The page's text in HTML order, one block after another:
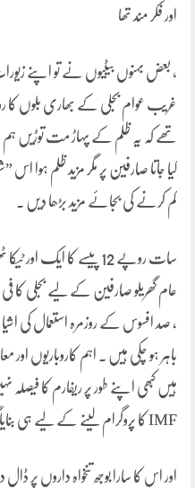
اور فکر مند تھا
، بعض بہنوں بیٹیوں نے تو اپنے
غریب عوام بجلی کے بھاری بلوں کا
تھے کہ یہ ظلم کے پہاڑ مت توڑیں ہم
کیا جاتا صارفین پر مگر مزید ظلم ہوا
کم کرنے کی بجائے مزید بڑھا دیں ۔
سات روپے 12 پیسے کا ایک
، صد افسوس کے روزمرہ استعمال کی
باہر ہو چکی ہیں ۔ اہم کاروباریوں اور
ہیں کبھی اپنے طور پر ریفارم کا
IMF کا پروگرام لینے کے لیے ہی بنایا گیا
اور اس کا سارا بوجھ تنخواہ داروں پر